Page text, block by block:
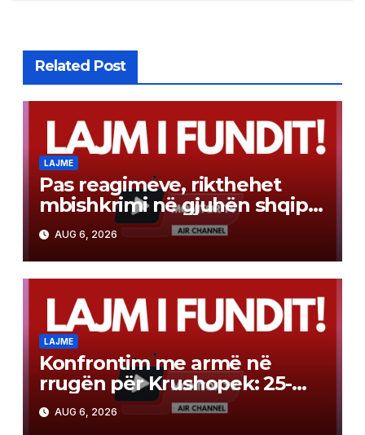
Related Post
LAJME
Pas reagimeve, rikthehet
mbishkrimi në gjuhën shqipe
në tabelën kufitare
AUG 6, 2026
LAJME
Konfrontim me armë në
rrugën për Krushopek: 25-
vjeçari denoncon se u sulmua
me tytën e pistoletës
AUG 6, 2026